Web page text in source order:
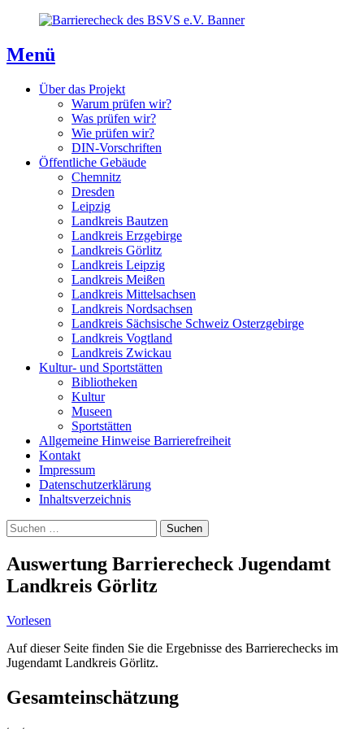
Inhaltsverzeichnis
Kontaktseite
Inhalt
Menü
Über das Projekt
Warum prüfen wir?
Was prüfen wir?
Wie prüfen wir?
DIN-Vorschriften
Öffentliche Gebäude
Chemnitz
Dresden
Leipzig
Landkreis Bautzen
Landkreis Erzgebirge
Landkreis Görlitz
Landkreis Leipzig
Landkreis Meißen
Landkreis Mittelsachsen
Landkreis Nordsachsen
Landkreis Sächsische Schweiz Osterzgebirge
Landkreis Vogtland
Landkreis Zwickau
Kultur- und Sportstätten
Bibliotheken
Kultur
Museen
Sportstätten
Allgemeine Hinweise Barrierefreiheit
Kontakt
Impressum
Datenschutzerklärung
Inhaltsverzeichnis
Suche
Suchen
nach:
Auswertung Barrierecheck Jugendamt
Landkreis Görlitz
Vorlesen
Auf dieser Seite finden Sie die Ergebnisse des Barrierechecks im
Jugendamt Landkreis Görlitz.
Gesamteinschätzung